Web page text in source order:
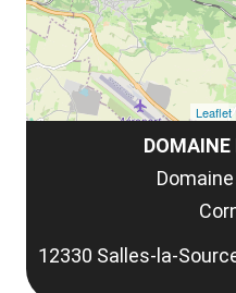
DOMAINE
12330 Salles-la-
Leaflet